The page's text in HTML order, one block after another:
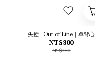
失控 • Out of Line｜單背心
NT$300
NT$780